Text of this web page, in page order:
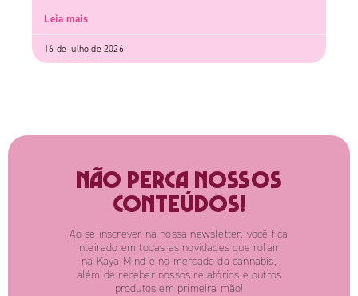
Leia mais
16 de julho de 2026
Não perca nossos
conteúdos!
Ao se inscrever na nossa newsletter, você fica
inteirado em todas as novidades que rolam
na Kaya Mind e no mercado da cannabis,
além de receber nossos relatórios e outros
produtos em primeira mão!